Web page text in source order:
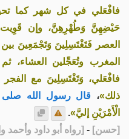
فافْعَلي في كل شهر كما
حَيْضِهِنَّ وَطُهْرِهِنَّ، وإن
العصر فَتَغْتَسِلِينَ وَتَجْمَعِينَ
المغرب وتُعَجِّلين العشاء،
فافْعَلي، وَتَغْتَسِلِينَ مع
ذلك»، قال رسول الله صلى
الْأَمْرَيْنِ إليَّ».
[حسن]
-
[رواه أبو داود وأحمد